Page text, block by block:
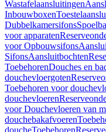
Wastafelaansluitingen
Inbouwboxen
Dubbelkamersifons
voor apparaten
voor Opbouwsifons
SifonsAansluitbochten
ToebehorenDouches en
douchevloergoten
Toebehoren voor
douchevloeren
voor Douchevloeren van
douchebakafvoeren
doucheToebehoren